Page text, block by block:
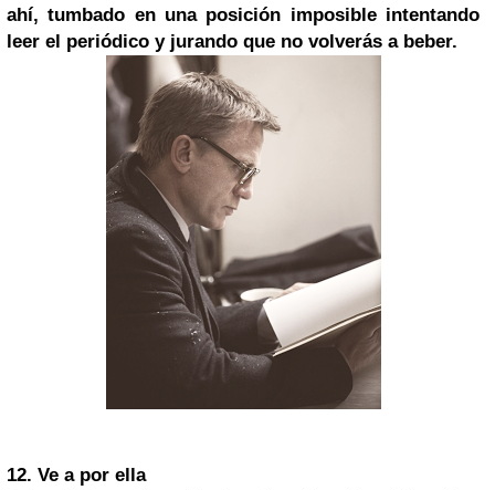
ahí, tumbado en una posición imposible intentando
leer el periódico y jurando que no volverás a beber.
12. Ve a por ella